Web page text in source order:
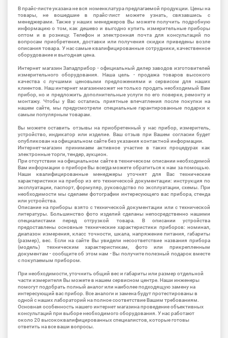
В прайс-листе указана не вся номенклатура предлагаемой продукции. Цены на
товары, не вошедшие в прайс-лист можете узнать, связавшись с
менеджерами. Также у наших менеджеров Вы можете получить подробную
информацию о том, как дешево и выгодно купить измерительные приборы
оптом и в розницу. Телефон и электронная почта для консультаций по
вопросам приобретения, доставки или получения скидки приведены возле
описания товара. У нас самые квалифицированные сотрудники, качественное
оборудование и выгодная цена.
Интернет магазин Западприбор - официальный дилер заводов изготовителей
измерительного оборудования. Наша цель - продажа товаров высокого
качества с лучшими ценовыми предложениями и сервисом для наших
клиентов. Наш интернет магазинможет не только продать необходимый Вам
прибор, но и предложить дополнительные услуги по его поверке, ремонту и
монтажу. Чтобы у Вас остались приятные впечатления после покупки на
нашем сайте, мы предусмотрели специальные гарантированные подарки к
самым популярным товарам.
Вы можете оставить отзывы на приобретенный у нас прибор, измеритель,
устройство, индикатор или изделие. Ваш отзыв при Вашем согласии будет
опубликован на официальном сайте без указания контактной информации.
Интернет-магазин принимаем активное участие в таких процедурах как
электронные торги, тендер, аукцион.
При отсутствии на официальном сайте в техническом описании необходимой
Вам информации о приборе Вы всегда можете обратиться к нам за помощью.
Наши квалифицированные менеджеры уточнят для Вас технические
характеристики на прибор из его технической документации: инструкция по
эксплуатации, паспорт, формуляр, руководство по эксплуатации, схемы. При
необходимости мы сделаем фотографии интересующего вас прибора, стенда
или устройства.
Описание на приборы взято с технической документации или с технической
литературы. Большинство фото изделий сделаны непосредственно нашими
специалистами перед отгрузкой товара. В описании устройства
предоставлены основные технические характеристики приборов: номинал,
диапазон измерения, класс точности, шкала, напряжение питания, габариты
(размер), вес. Если на сайте Вы увидели несоответствие названия прибора
(модель) техническим характеристикам, фото или прикрепленным
документам - сообщите об этом нам - Вы получите полезный подарок вместе
с покупаемым прибором.
При необходимости, уточнить общий вес и габариты или размер отдельной
части измерителя Вы можете в нашем сервисном центре. Наши инженеры
помогут подобрать полный аналог или наиболее подходящую замену на
интересующий вас прибор. Все аналоги и замена будут протестированы в
одной с наших лабораторий на полное соответствие Вашим требованиям.
Основная особенность нашего интернет магазина проведение объективных
консультаций при выборе необходимого оборудования. У нас работают
около 20 высококвалифицированных специалистов, которые готовы
ответить на все ваши вопросы.